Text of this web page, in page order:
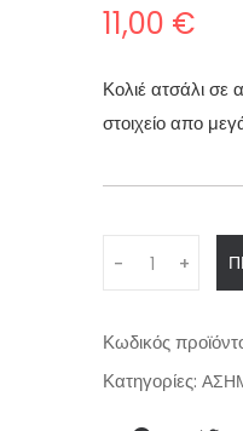
11,00 €
Κολιέ ατσάλι
στοιχείο απο
n
i
- +
Κωδικός
Κατηγορίες: